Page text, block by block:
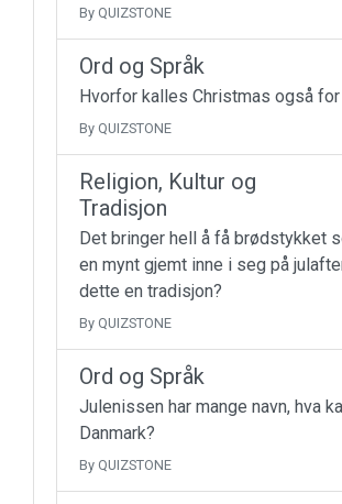
By QUIZSTONE
Ord og Språk
Hvorfor kalles Christmas også for
By QUIZSTONE
Religion, Kultur og
Tradisjon
Det bringer hell å få brødstykket
en mynt gjemt inne i seg på
dette en tradisjon?
By QUIZSTONE
Ord og Språk
Julenissen har mange navn, hva
Danmark?
By QUIZSTONE